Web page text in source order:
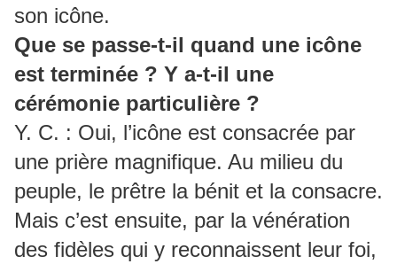
son icône.
Que se passe-t-il quand une icône
est terminée ? Y a-t-il une
cérémonie particulière ?
Y. C. : Oui, l’icône est consacrée par
une prière magnifique. Au milieu du
peuple, le prêtre la bénit et la consacre.
Mais c’est ensuite, par la vénération
des fidèles qui y reconnaissent leur foi,